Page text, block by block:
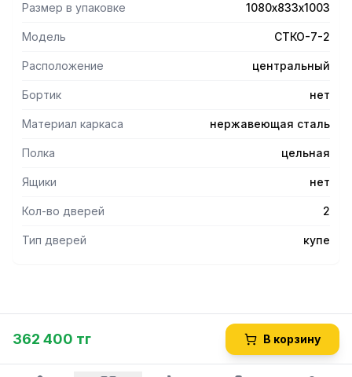
Размер в упаковке 1080х833х1003
Модель СТКО-7-2
Расположение центральный
Бортик нет
Материал каркаса нержавеющая сталь
Полка цельная
Ящики нет
Кол-во дверей 2
Тип дверей купе
362 400 тг В корзину